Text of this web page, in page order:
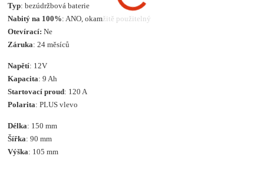
Typ: bezúdržbová baterie
Nabitý na 100%: ANO, okamžitě použitelný
Otevírací:Ne
Záruka: 24 měsíců
Napětí: 12V
Kapacita: 9 Ah
Startovací proud: 120 A
Polarita: PLUS vlevo
Délka: 150 mm
Šířka: 90 mm
Výška: 105 mm